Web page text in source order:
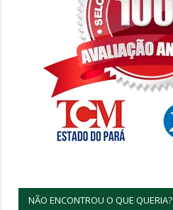
NÃO ENCONTROU O QUE QUERIA?